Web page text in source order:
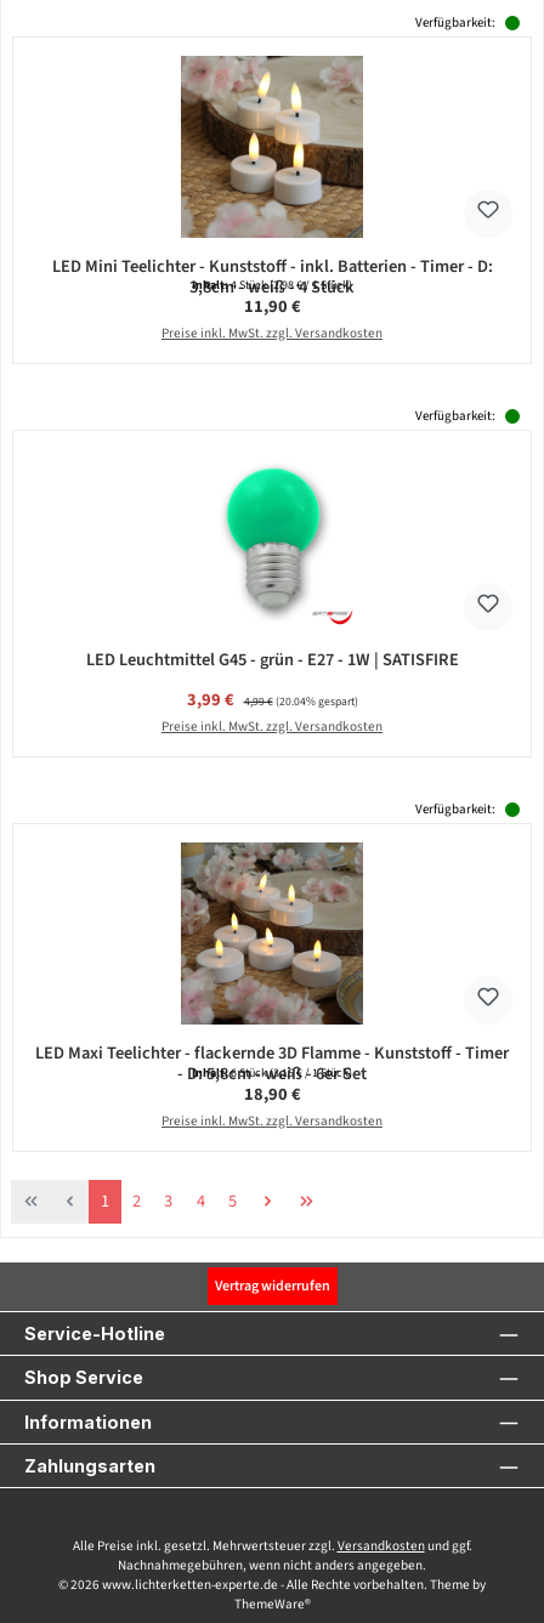
Verfügbarkeit:
LED Mini Teelichter - Kunststoff - inkl. Batterien - Timer - D:
3,8cm - weiß - 4 Stück
Inhalt:4 Stück(2,98 € / 1 Stück)
Regulärer Preis:
11,90 €
Preise inkl. MwSt. zzgl. Versandkosten
Verfügbarkeit:
LED Leuchtmittel G45 - grün - E27 - 1W | SATISFIRE
Verkaufspreis:
3,99 € Regulärer Preis:
4,99 €(20.04% gespart)
Preise inkl. MwSt. zzgl. Versandkosten
Verfügbarkeit:
LED Maxi Teelichter - flackernde 3D Flamme - Kunststoff - Timer
- D: 5,8cm - weiß - 6er Set
Inhalt:6 Stück(3,15 € / 1 Stück)
Regulärer Preis:
18,90 €
Preise inkl. MwSt. zzgl. Versandkosten
Seite
1 Seite
2 Seite
3 Seite
4 Seite
5
Vertrag widerrufen
Service-Hotline
Shop Service
Informationen
Zahlungsarten
Alle Preise inkl. gesetzl. Mehrwertsteuer zzgl. Versandkostenund ggf.
Nachnahmegebühren, wenn nicht anders angegeben.
© 2026 www.lichterketten-experte.de - Alle Rechte vorbehalten. Theme by
ThemeWare®